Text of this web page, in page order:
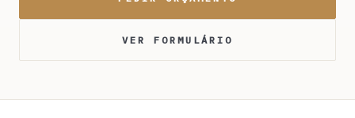
VER FORMULÁRIO